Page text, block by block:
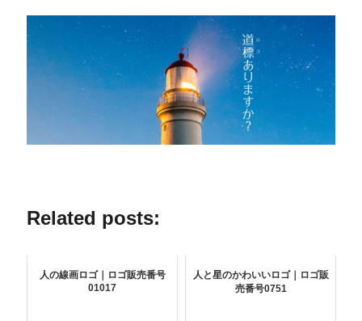
Related posts:
人の線画ロゴ｜ロゴ販売番号
01017
人と星のかわいいロゴ｜ロゴ販
売番号0751